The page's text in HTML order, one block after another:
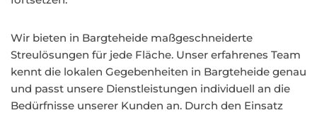
Wir bieten in Bargteheide maßgeschneiderte
Streulösungen für jede Fläche. Unser erfahrenes Team
kennt die lokalen Gegebenheiten in Bargteheide genau
und passt unsere Dienstleistungen individuell an die
Bedürfnisse unserer Kunden an. Durch den Einsatz